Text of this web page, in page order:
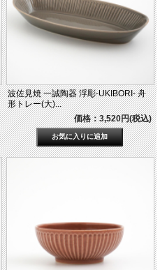
波佐見焼 一誠陶器 浮彫-UKIBORI- 舟
形トレー(大)...
価格：3,520円(税込)